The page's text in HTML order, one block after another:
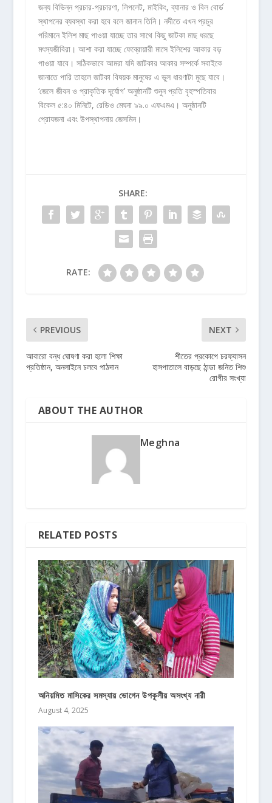
জন্য বিভিন্ন প্রচার-প্রচারণা, লিপলেট, মাইকিং, ব্যানার ও বিল বোর্ড
স্থাপনের ব্যবস্থা করা হবে বলে জানান তিনি। নদীতে এখন প্রচুর
পরিমানে ইলিশ মাছ পাওয়া যাচ্ছে তার সাথে কিছু জাটকা মাছ ধরছে
মৎস্যজীবিরা। আশা করা যাচ্ছে ফেব্রোয়ারী মাসে ইলিশের আকার বড়
পাওয়া যাবে। সঠিকভাবে আমরা যদি জাটকার আকার সম্পর্কে সবাইকে
জানাতে পারি তাহলে জাটকা বিষয়ক মানুষের এ ভুল ধারণাটা মুছে যাবে।
‘জেলে জীবন ও প্রাকৃতিক দূর্যোগ’ অনুষ্ঠানটি শুনুন প্রতি বৃহস্পতিবার
বিকেল ৫:৪০ মিনিটে, রেডিও মেঘনা ৯৯.০ এফএমএ। অনুষ্ঠানটি
প্রোযজনা এবং উপস্থাপনায় জেসমিন।
SHARE:
RATE:
PREVIOUS
আবারো বন্ধ ঘোষণা করা হলো শিক্ষা
প্রতিষ্ঠান, অনলাইনে চলবে পাঠদান
NEXT
শীতের প্রকোপে চরফ্যাসন
হাসপাতালে বাড়ছে ঠান্ডা জনিত শিশু
রোগীর সংখ্যা
ABOUT THE AUTHOR
Meghna
RELATED POSTS
অনিয়মিত মাসিকের সমস্যায় ভোগেন উপকূলীয় অসংখ্য নারী
August 4, 2025